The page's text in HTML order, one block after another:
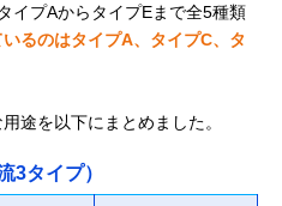
イプAからタイプEまで全5種類
るのはタイプA、タイプC、タ
途を以下にまとめました。
3タイプ）